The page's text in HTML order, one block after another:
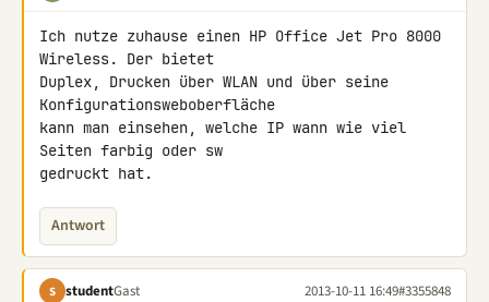
Ich nutze zuhause einen HP Office Jet Pro 8000
Wireless. Der bietet
Duplex, Drucken über WLAN und über seine
Konfigurationsweboberfläche
kann man einsehen, welche IP wann wie viel
Seiten farbig oder sw
gedruckt hat.
Antwort
S studentGast 2013-10-11 16:49#3355848